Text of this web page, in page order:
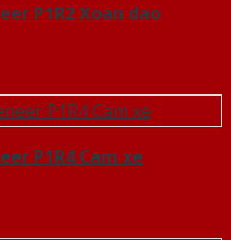
P1R2 Xoan dao
P1R4 Cam xe